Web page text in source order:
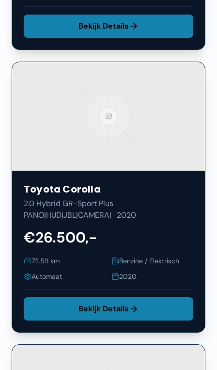
Bekijk Details
Toyota Corolla
2.0 Hybrid GR-Sport Plus
PANO|HUD|JBL|CAMERA| · 2020
€26.500,-
72.511 km
Benzine / Elektrisch
Automaat
2020
Bekijk Details
Filters